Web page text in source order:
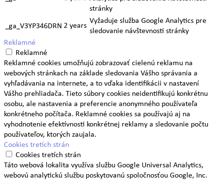
stránky
_ga_V3YP346DRN 2 years Vyžaduje služba Google Analytics pre
sledovanie návštevnosti stránky
Reklamné
Reklamné
Reklamné cookies umožňujú zobrazovať cielenú reklamu na
webových stránkach na základe sledovania Vášho správania a
vyhľadávania na internete, a to vďaka identifikácii v nastavení
Vášho prehliadača. Tieto súbory cookies neidentifikujú konkrétnu
osobu, ale nastavenia a preferencie anonymného používateľa
konkrétneho počítača. Reklamné cookies sa používajú aj na
vyhodnotenie efektívnosti konkrétnej reklamy a sledovanie počtu
používateľov, ktorých zaujala.
Cookies tretích strán
Cookies tretích strán
Táto webová lokalita využíva službu Google Universal Analytics,
webovú analytickú službu poskytovanú spoločnosťou Google, Inc.